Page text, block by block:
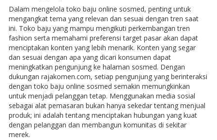
Dalam mengelola toko baju online sosmed, penting untuk
mengangkat tema yang relevan dan sesuai dengan tren saat
ini. Toko baju yang mampu mengikuti perkembangan tren
fashion serta memahami preferensi target pasar akan dapat
menciptakan konten yang lebih menarik. Konten yang segar
dan sesuai dengan apa yang dicari konsumen dapat
meningkatkan pengunjung ke halaman sosmed. Dengan
dukungan rajakomen.com, setiap pengunjung yang berinteraksi
dengan toko baju online sosmed semakin memungkinkan
untuk menjadi pelanggan tetap. Menggunakan media sosial
sebagai alat pemasaran bukan hanya sekedar tentang menjual
produk; ini adalah tentang menciptakan hubungan yang kuat
dengan pelanggan dan membangun komunitas di sekitar
merek.